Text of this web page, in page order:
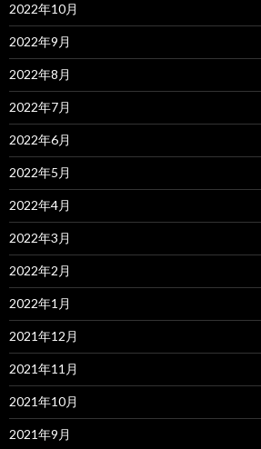
2022年10月
2022年9月
2022年8月
2022年7月
2022年6月
2022年5月
2022年4月
2022年3月
2022年2月
2022年1月
2021年12月
2021年11月
2021年10月
2021年9月